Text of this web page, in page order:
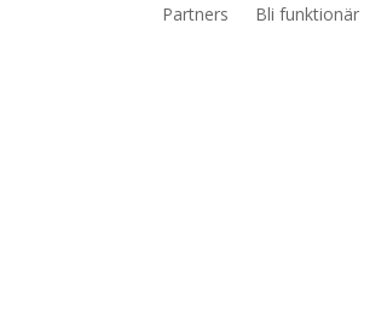
Partners
Bli funktionär